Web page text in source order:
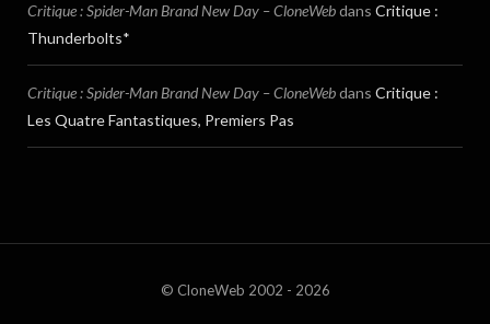
Critique : Spider-Man Brand New Day – CloneWebdans Critique :
Thunderbolts*
Critique : Spider-Man Brand New Day – CloneWebdans Critique :
Les Quatre Fantastiques, Premiers Pas
© CloneWeb 2002 - 2026